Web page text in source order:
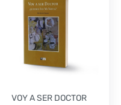
VOY A SER DOCTOR